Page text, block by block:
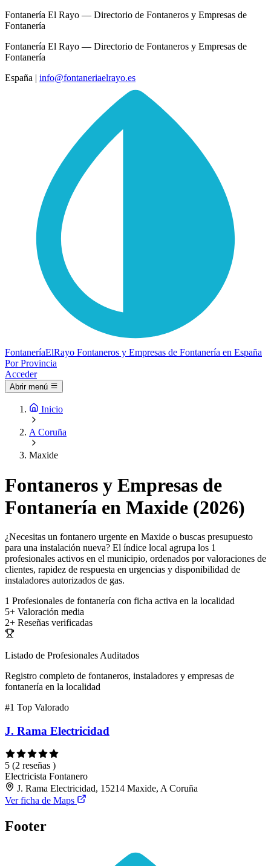
Fontanería El Rayo — Directorio de Fontaneros y Empresas de
Fontanería
Fontanería El Rayo — Directorio de Fontaneros y Empresas de
Fontanería
España | info@fontaneriaelrayo.es
FontaneríaElRayo Fontaneros y Empresas de Fontanería en España
Por Provincia
Acceder
Abrir menú
Inicio
A Coruña
Maxide
Fontaneros y Empresas de
Fontanería en Maxide (2026)
¿Necesitas un fontanero urgente en Maxide o buscas presupuesto
para una instalación nueva? El índice local agrupa los 1
profesionales activos en el municipio, ordenados por valoraciones de
clientes, rapidez de respuesta en urgencias y disponibilidad de
instaladores autorizados de gas.
1 Profesionales de fontanería con ficha activa en la localidad
5+ Valoración media
2+ Reseñas verificadas
Listado de Profesionales Auditados
Registro completo de fontaneros, instaladores y empresas de
fontanería en la localidad
#1 Top Valorado
J. Rama Electricidad
5 (2 reseñas )
Electricista Fontanero
J. Rama Electricidad, 15214 Maxide, A Coruña
Ver ficha de Maps
Footer